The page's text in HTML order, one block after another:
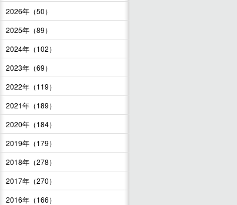
2026年（50）
2025年（89）
2024年（102）
2023年（69）
2022年（119）
2021年（189）
2020年（184）
2019年（179）
2018年（278）
2017年（270）
2016年（166）